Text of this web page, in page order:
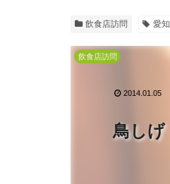
飲食店訪問 愛
鳥しげ
飲食店訪問
2014.01.05